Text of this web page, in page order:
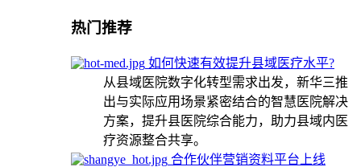
热门推荐
如何快速有效提升县域医疗水平?
从县域医院数字化转型需求出发，新华三推
出与实际应用场景紧密结合的智慧医院解决
方案，提升县医院综合能力，助力县域内医
疗资源整合共享。
合作伙伴营销资料平台上线